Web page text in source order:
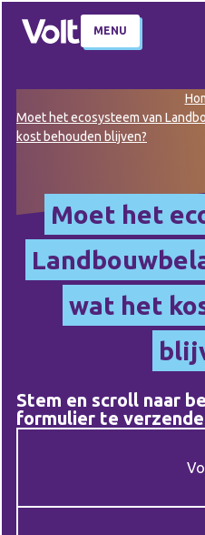
MENU
Moet het ecosysteem van
kost behouden blijven?
Moet het
wat het
Stem en scroll naar
formulier te